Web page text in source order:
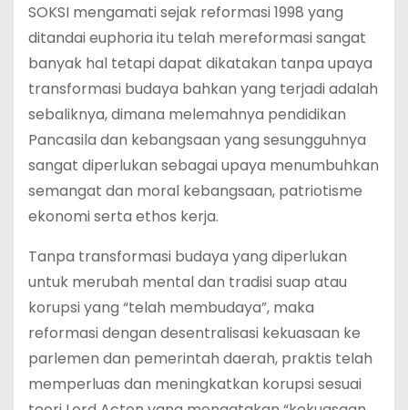
SOKSI mengamati sejak reformasi 1998 yang
ditandai euphoria itu telah mereformasi sangat
banyak hal tetapi dapat dikatakan tanpa upaya
transformasi budaya bahkan yang terjadi adalah
sebaliknya, dimana melemahnya pendidikan
Pancasila dan kebangsaan yang sesungguhnya
sangat diperlukan sebagai upaya menumbuhkan
semangat dan moral kebangsaan, patriotisme
ekonomi serta ethos kerja.
Tanpa transformasi budaya yang diperlukan
untuk merubah mental dan tradisi suap atau
korupsi yang “telah membudaya”, maka
reformasi dengan desentralisasi kekuasaan ke
parlemen dan pemerintah daerah, praktis telah
memperluas dan meningkatkan korupsi sesuai